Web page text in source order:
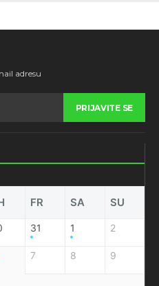
adresu
PRIJAVITE SE
FR SA SU
31 1 2
7 8 9